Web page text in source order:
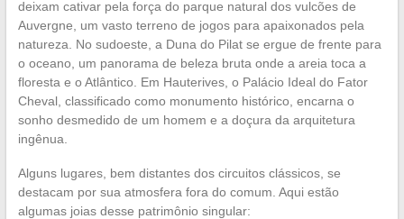
deixam cativar pela força do parque natural dos vulcões de
Auvergne, um vasto terreno de jogos para apaixonados pela
natureza. No sudoeste, a Duna do Pilat se ergue de frente para
o oceano, um panorama de beleza bruta onde a areia toca a
floresta e o Atlântico. Em Hauterives, o Palácio Ideal do Fator
Cheval, classificado como monumento histórico, encarna o
sonho desmedido de um homem e a doçura da arquitetura
ingênua.
Alguns lugares, bem distantes dos circuitos clássicos, se
destacam por sua atmosfera fora do comum. Aqui estão
algumas joias desse patrimônio singular: